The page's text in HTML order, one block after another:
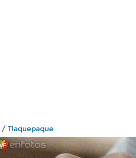
/ Tlaquepaque